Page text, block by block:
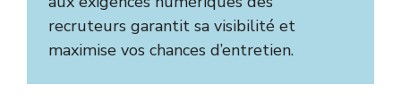
recruteurs garantit sa visibilité et
maximise vos chances d’entretien.